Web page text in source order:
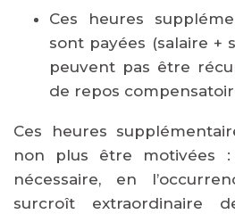
Ces heures
sont payées (salaire +
peuvent pas être
de repos
Ces heures
non plus être motivées
nécessaire, en
surcroît extraordinaire